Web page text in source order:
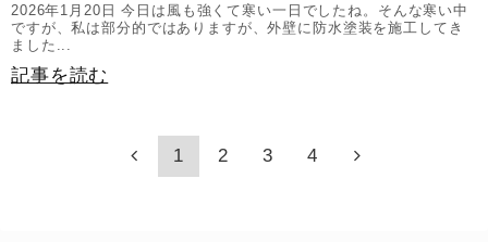
2026年1月20日 今日は風も強くて寒い一日でしたね。そんな寒い中
ですが、私は部分的ではありますが、外壁に防水塗装を施工してき
ました...
記事を読む
1 2 3 4